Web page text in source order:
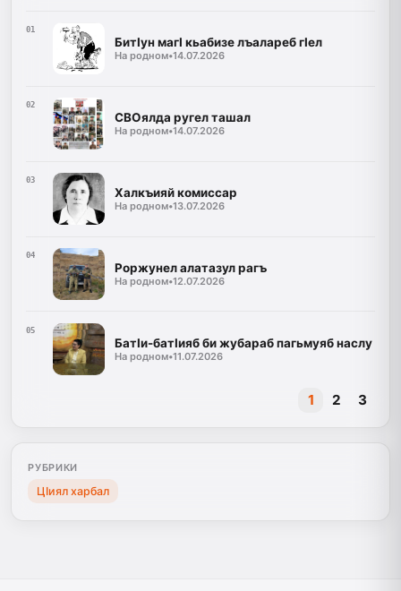
01
БитIун магI кьабизе лъалареб гIел
На родном•14.07.2026
02
СВОялда ругел ташал
На родном•14.07.2026
03
Халкъияй комиссар
На родном•13.07.2026
04
Роржунел алатазул рагъ
На родном•12.07.2026
05
БатӀи-батӀияб би жубараб пагьмуяб наслу
На родном•11.07.2026
1 2 3
РУБРИКИ
ЦIиял харбал